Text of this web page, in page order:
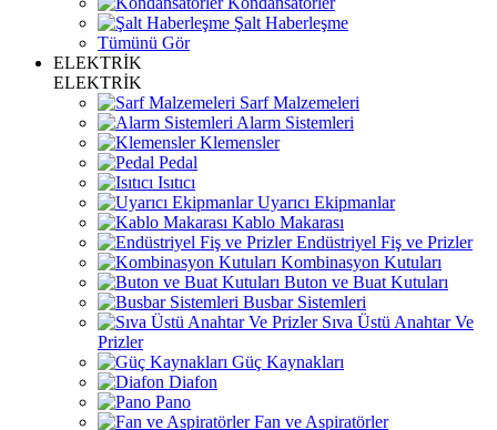
Şalt Haberleşme
Tümünü Gör
ELEKTRİK
ELEKTRİK
Sarf Malzemeleri
Alarm Sistemleri
Klemensler
Pedal
Isıtıcı
Uyarıcı Ekipmanlar
Kablo Makarası
Endüstriyel Fiş ve Prizler
Kombinasyon Kutuları
Buton ve Buat Kutuları
Busbar Sistemleri
Sıva Üstü Anahtar Ve
Prizler
Güç Kaynakları
Diafon
Pano
Fan ve Aspiratörler